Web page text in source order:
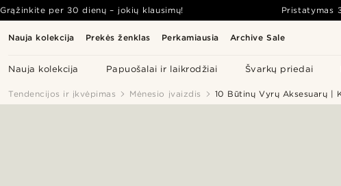
Nauja kolekcija Prekės ženklas Perkamiausia Archive Sale
Nauja kolekcija Papuošalai ir laikrodžiai Švarkų priedai
Grąžinkite per 30 dienų – jokių klausimų! Pristatymas
Tendencijos ir įkvėpimas Mėnesio įvaizdis 10 Būtinų Vyrų Aksesuarų |